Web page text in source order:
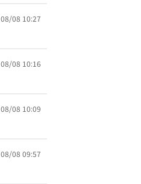
08/08 10:27
08/08 10:16
08/08 10:09
08/08 09:57